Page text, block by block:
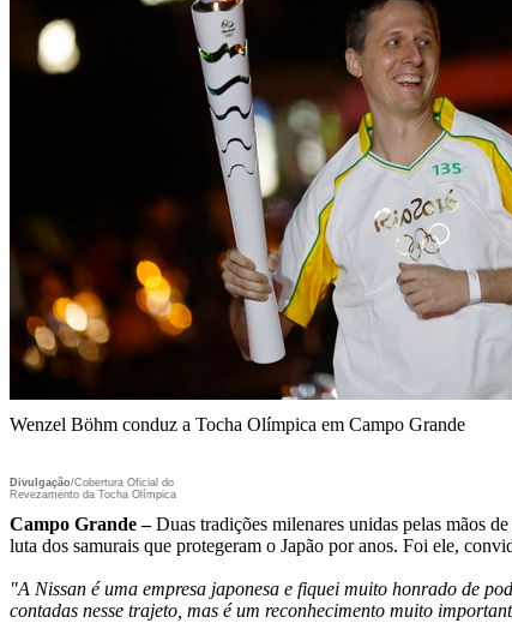
Wenzel Böhm conduz a Tocha Olímpica em Campo Grande
Divulgação/Cobertura Oficial do
Revezamento da Tocha Olímpica
Campo Grande –Duas tradições milenares unidas pelas mãos
luta dos samurais que protegeram o Japão por anos. Foi ele,
"A Nissan é uma empresa japonesa e fiquei muito honrado de
contadas nesse trajeto, mas é um reconhecimento muito